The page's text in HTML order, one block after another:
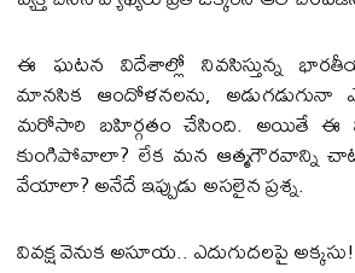
ఈ ఘటన విదేశాల్లో నివసిస్తున్న
మానసిక ఆందోళనలను, అడుగడుగునా
మరోసారి బహిర్గతం చేసింది. అయితే ఈ
కుంగిపోవాలా? లేక మన ఆత్మగౌరవాన్ని
వేయాలా? అనేదే ఇప్పుడు అసలైన ప్రశ్న.
వివక్ష వెనుక అసూయ.. ఎదుగుదలపై అక్కసు!